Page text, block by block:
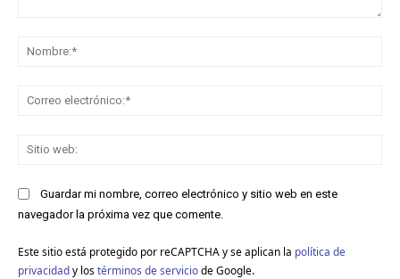
Guardar mi nombre, correo electrónico y sitio web en este
navegador la próxima vez que comente.
Este sitio está protegido por reCAPTCHA y se aplican la política de
privacidady los términos de serviciode Google.